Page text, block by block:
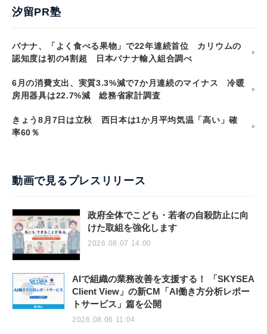
汐留PR塾
バナナ、「よく食べる果物」で22年連続首位 カリウムの
認知度は初の4割超 日本バナナ輸入組合調べ
6月の消費支出、実質3.3%減で7か月連続のマイナス 冷暖
房用器具は22.7%減 総務省家計調査
きょう8月7日は立秋 西日本は1か月平均気温「高い」確
率60％
動画で見るプレスリリース
政府全体でこども・若者の自殺防止に向
けた取組を強化します
2026.08.07 14:00
AIで組織の業務改善を支援する！ 「SKYSEA
Client View」の新CM「AI働き方分析レポー
トサービス」篇を公開
2026.08.06 11:04